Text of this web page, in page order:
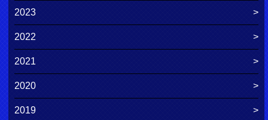
2023
2022
2021
2020
2019